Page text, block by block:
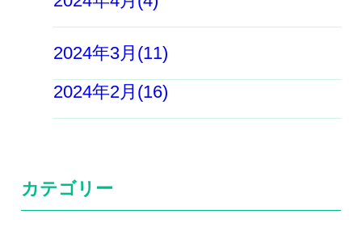
2024年3月(11)
2024年2月(16)
カテゴリー